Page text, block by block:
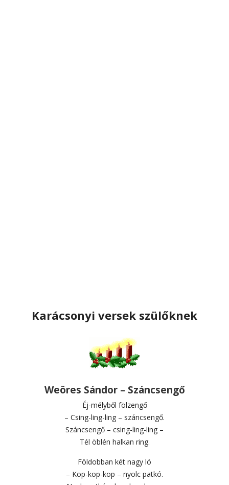
Karácsonyi versek szülőknek
Weöres Sándor – Száncsengő
Éj-mélyből fölzengő
– Csing-ling-ling – száncsengő.
Száncsengő – csing-ling-ling –
Tél öblén halkan ring.
Földobban két nagy ló
– Kop-kop-kop – nyolc patkó.